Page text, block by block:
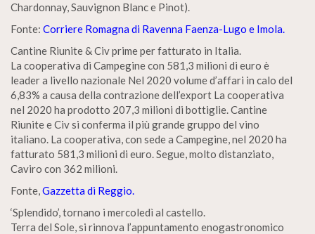
Chardonnay, Sauvignon Blanc e Pinot).
Fonte: Corriere Romagna di Ravenna Faenza-Lugo e Imola.
Cantine Riunite & Civ prime per fatturato in Italia.
La cooperativa di Campegine con 581,3 milioni di euro è
leader a livello nazionale Nel 2020 volume d’affari in calo del
6,83% a causa della contrazione dell’export La cooperativa
nel 2020 ha prodotto 207,3 milioni di bottiglie. Cantine
Riunite e Civ si conferma il più grande gruppo del vino
italiano. La cooperativa, con sede a Campegine, nel 2020 ha
fatturato 581,3 milioni di euro. Segue, molto distanziato,
Caviro con 362 milioni.
Fonte,Gazzetta di Reggio.
‘Splendido’, tornano i mercoledì al castello.
Terra del Sole, si rinnova l’appuntamento enogastronomico